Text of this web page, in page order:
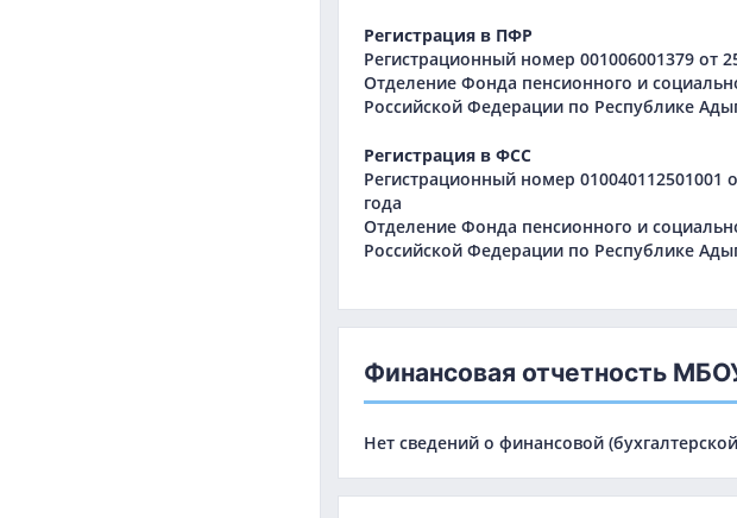
Регистрация в ПФР
Регистрационный номер 001006001379 от
Отделение Фонда пенсионного и
Российской Федерации по Республике
Регистрация в ФСС
Регистрационный номер 010040112501001
года
Отделение Фонда пенсионного и
Российской Федерации по Республике
Финансовая отчетность
Нет сведений о финансовой